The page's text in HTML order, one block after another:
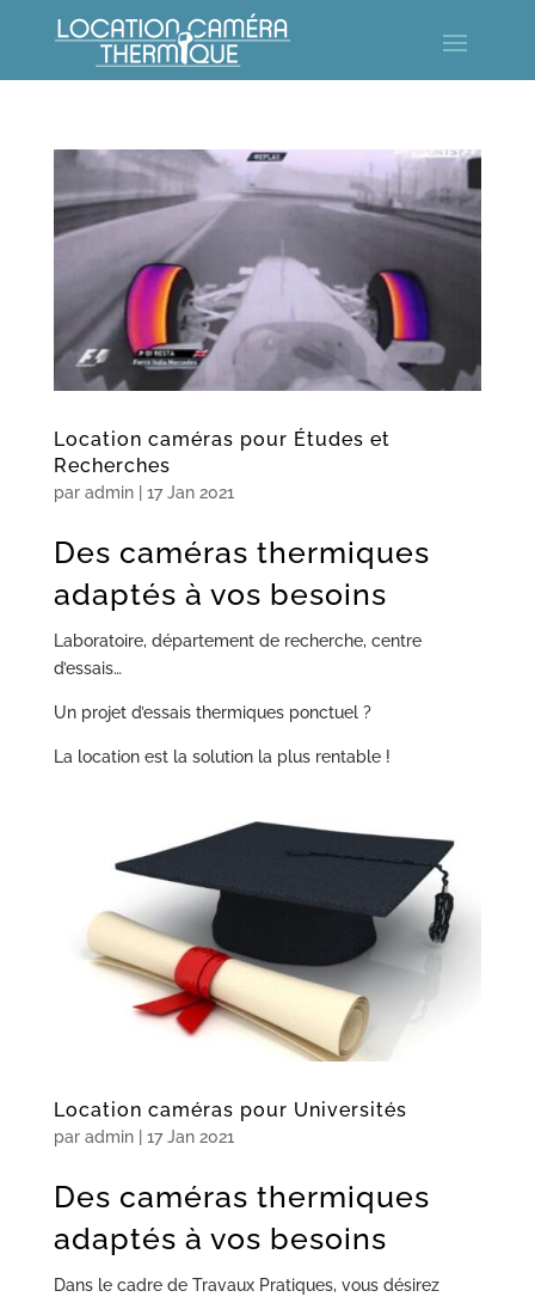
Location caméras pour Études et
Recherches
par admin| 17 Jan 2021
Des caméras thermiques
adaptés à vos besoins
Laboratoire, département de recherche, centre
d’essais…
Un projet d’essais thermiques ponctuel ?
La location est la solution la plus rentable !
Location caméras pour Universités
par admin| 17 Jan 2021
Des caméras thermiques
adaptés à vos besoins
Dans le cadre de Travaux Pratiques, vous désirez